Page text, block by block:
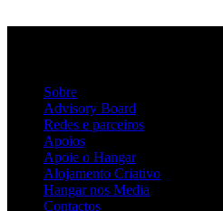
Sobre
Advisory Board
Redes e parceiros
Apoios
Apoie o Hangar
Alojamento Criativo
Hangar nos Media
Contactos